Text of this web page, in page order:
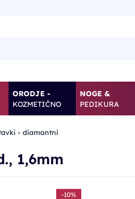
ORODJE -
KOZMETIČNO
NOGE &
PEDIKURA
- diamantni
1,6mm
-10%